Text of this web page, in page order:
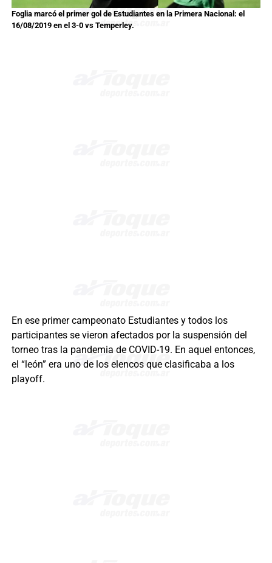
Foglia marcó el primer gol de Estudiantes en la Primera Nacional: el
16/08/2019 en el 3-0 vs Temperley.
En ese primer campeonato Estudiantes y todos los
participantes se vieron afectados por la suspensión del
torneo tras la pandemia de COVID-19. En aquel entonces,
el “león” era uno de los elencos que clasificaba a los
playoff.